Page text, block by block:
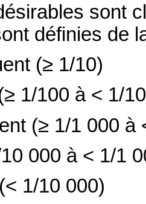
sont
définies de
(≥ 1/10)
1/100 à < 1/
(≥ 1/1 000 à
000 à < 1/1
1/10 000)